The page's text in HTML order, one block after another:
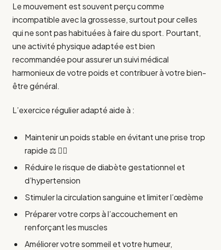
Le mouvement est souvent perçu comme
incompatible avec la grossesse, surtout pour celles
qui ne sont pas habituées à faire du sport. Pourtant,
une activité physique adaptée est bien
recommandée pour assurer un suivi médical
harmonieux de votre poids et contribuer à votre bien-
être général.
L’exercice régulier adapté aide à :
Maintenir un poids stable en évitant une prise trop
rapide ⚖️ 🏃‍♀️
Réduire le risque de diabète gestationnel et
d’hypertension
Stimuler la circulation sanguine et limiter l’œdème
Préparer votre corps à l’accouchement en
renforçant les muscles
Améliorer votre sommeil et votre humeur,